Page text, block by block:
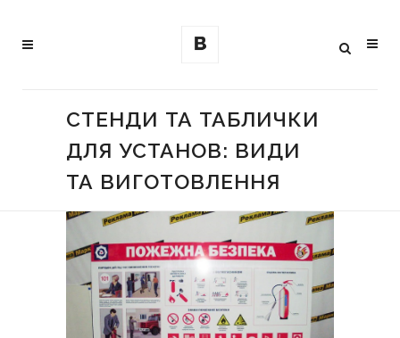
СТЕНДИ ТА ТАБЛИЧКИ
ДЛЯ УСТАНОВ: ВИДИ
ТА ВИГОТОВЛЕННЯ